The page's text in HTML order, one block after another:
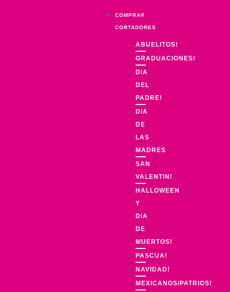
COMPRAR
CORTADORES
ABUELITOS!
GRADUACIONES!
DIA
DEL
PADRE!
DIA
DE
LAS
MADRES
SAN
VALENTIN!
HALLOWEEN
Y
DIA
DE
MUERTOS!
PASCUA!
NAVIDAD!
MEXICANOS/PATRIOS!